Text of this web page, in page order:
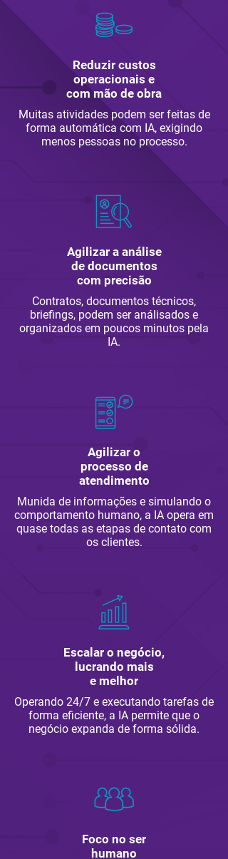
Reduzir custos
operacionais e
com mão de obra
Muitas atividades podem ser feitas de
forma automática com IA, exigindo
menos pessoas no processo.
Agilizar a análise
de documentos
com precisão
Contratos, documentos técnicos,
briefings, podem ser análisados e
organizados em poucos minutos pela
IA.
Agilizar o
processo de
atendimento
Munida de informações e simulando o
comportamento humano, a IA opera em
quase todas as etapas de contato com
os clientes.
Escalar o negócio,
lucrando mais
e melhor
Operando 24/7 e executando tarefas de
forma eficiente, a IA permite que o
negócio expanda de forma sólida.
Foco no ser
humano